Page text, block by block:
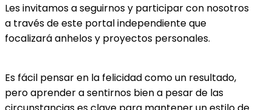
Les invitamos a seguirnos y participar con nosotros
a través de este portal independiente que
focalizará anhelos y proyectos personales.
Es fácil pensar en la felicidad como un resultado,
pero aprender a sentirnos bien a pesar de las